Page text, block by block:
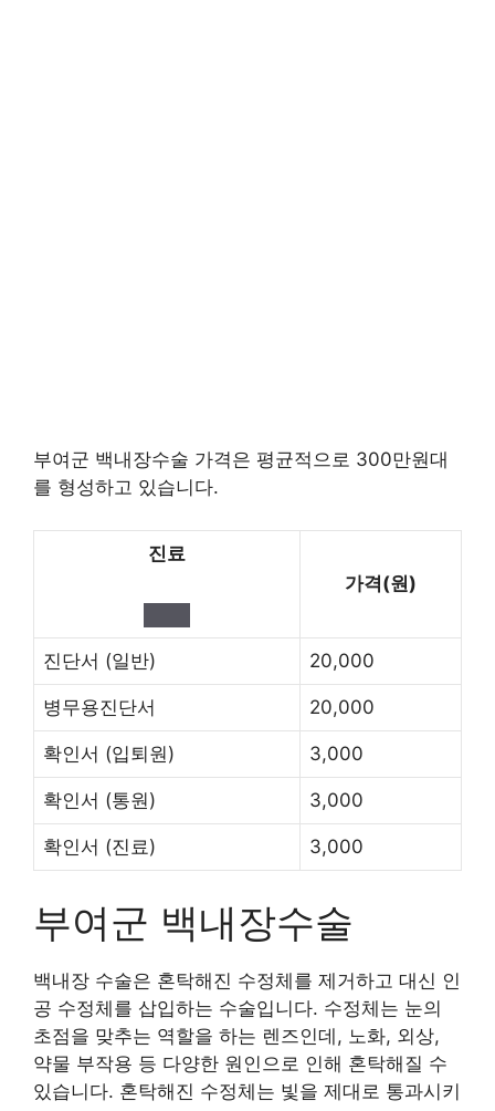
부여군 백내장수술 가격은 평균적으로 300만원대
를 형성하고 있습니다.
진료
가격(원)
진단서 (일반) 20,000
병무용진단서 20,000
확인서 (입퇴원) 3,000
확인서 (통원) 3,000
확인서 (진료) 3,000
부여군 백내장수술
백내장 수술은 혼탁해진 수정체를 제거하고 대신 인
공 수정체를 삽입하는 수술입니다. 수정체는 눈의
초점을 맞추는 역할을 하는 렌즈인데, 노화, 외상,
약물 부작용 등 다양한 원인으로 인해 혼탁해질 수
있습니다. 혼탁해진 수정체는 빛을 제대로 통과시키